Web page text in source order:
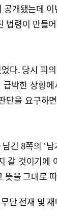
개됐는데
법령이 만들
다. 당시 피
박한 상황
단을 요구하
긴 8쪽의 ‘
갈 것이기에
뜻을 그대로
전재 및 재